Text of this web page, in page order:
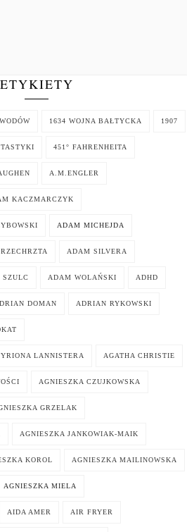
ETYKIETY
1634 WOJNA BAŁTYCKA 1907
451° FAHRENHEITA
A.M.ENGLER
KACZMARCZYK
ADAM MICHEJDA
ADAM SILVERA
ADAM WOLAŃSKI ADHD
DOMAN ADRIAN RYKOWSKI
LANNISTERA AGATHA CHRISTIE
AGNIESZKA CZUJKOWSKA
GRZELAK
AGNIESZKA JANKOWIAK-MAIK
KOROL AGNIESZKA MAILINOWSKA
AGNIESZKA MIELA
AIDA AMER AIR FRYER